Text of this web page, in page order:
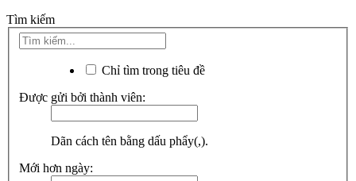
Tìm kiếm
Chỉ tìm trong tiêu đề
Được gửi bởi thành viên:
Dãn cách tên bằng dấu phẩy(,).
Mới hơn ngày: